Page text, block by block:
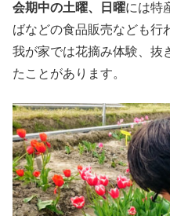
会期中の土曜、日曜には特
ばなどの食品販売なども行
我が家では花摘み体験、抜
たことがあります。